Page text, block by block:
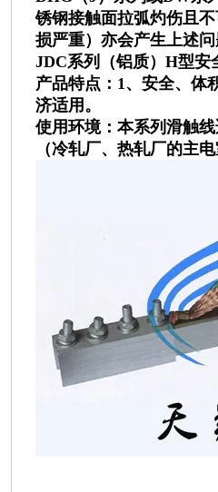
锈钢接触面拉弧灼伤且
损严重）亦会产生上述
JDC系列（铝质）H型安
产品特点：1、安全、体
济适用。
使用环境：本系列滑触
（冷轧厂、热轧厂的主